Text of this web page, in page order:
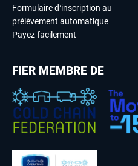
Formulaire d’inscription au
prélèvement automatique –
Payez facilement
FIER MEMBRE DE